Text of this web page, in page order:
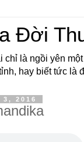
Đời
chỉ là ngồi yên
hay biết tức là
2016